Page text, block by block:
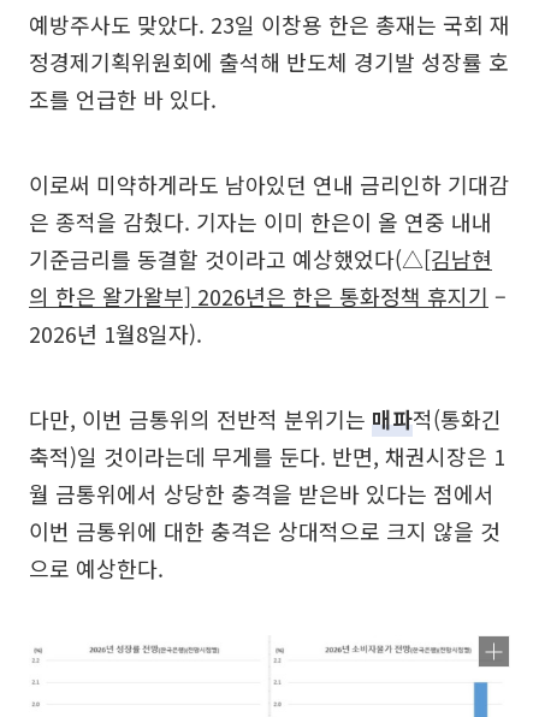
예방주사도 맞았다. 23일 이창용 한은 총재는 국회 재
정경제기획위원회에 출석해 반도체 경기발 성장률 호
조를 언급한 바 있다.
이로써 미약하게라도 남아있던 연내 금리인하 기대감
은 종적을 감췄다. 기자는 이미 한은이 올 연중 내내
기준금리를 동결할 것이라고 예상했었다(△[김남현
의 한은 왈가왈부] 2026년은 한은 통화정책 휴지기 –
2026년 1월8일자).
다만, 이번 금통위의 전반적 분위기는 매파적(통화긴
축적)일 것이라는데 무게를 둔다. 반면, 채권시장은 1
월 금통위에서 상당한 충격을 받은바 있다는 점에서
이번 금통위에 대한 충격은 상대적으로 크지 않을 것
으로 예상한다.